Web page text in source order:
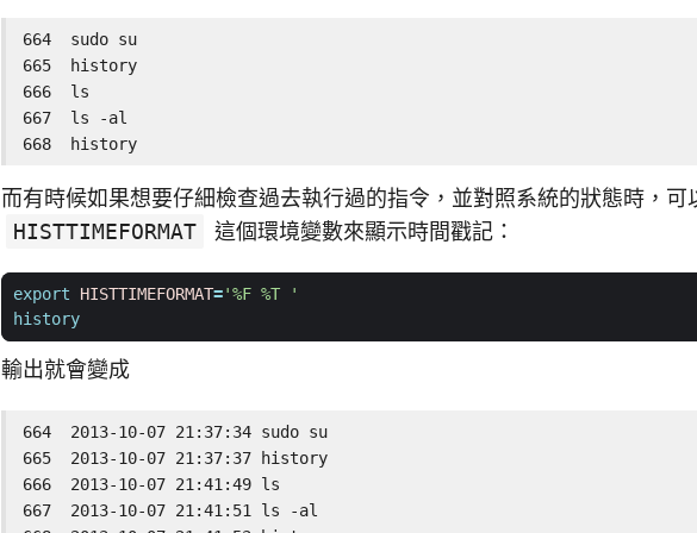
664  sudo su
665  history
666  ls
667  ls -al
668  history
而有時候如果想要仔細檢查過去執行過的指令，並對照系統的狀態時，可
HISTTIMEFORMAT
這個環境變數來顯示時間戳記：
export HISTTIMEFORMAT='%F %T '
history
輸出就會變成
664  2013-10-07 21:37:34 sudo su
665  2013-10-07 21:37:37 history
666  2013-10-07 21:41:49 ls
667  2013-10-07 21:41:51 ls -al